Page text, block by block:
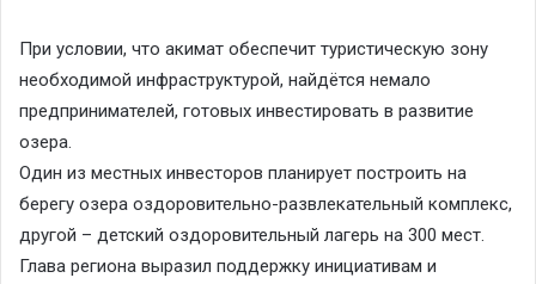
При условии, что акимат обеспечит туристическую зону
необходимой инфраструктурой, найдётся немало
предпринимателей, готовых инвестировать в развитие
озера.
Один из местных инвесторов планирует построить на
берегу озера оздоровительно-развлекательный комплекс,
другой – детский оздоровительный лагерь на 300 мест.
Глава региона выразил поддержку инициативам и